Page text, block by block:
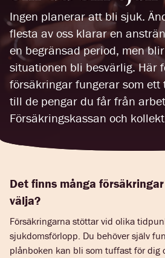
Ingen planerar att bli sjuk.
flesta av oss klarar en
en begränsad period, men
situationen bli besvärlig. Här
försäkringar fungerar som ett
till de pengar du får från
Försäkringskassan och
Det finns många
välja?
Försäkringarna stöttar vid olika
sjukdomsförlopp. Du behöver själv
plånboken kan bli som tuffast för dig